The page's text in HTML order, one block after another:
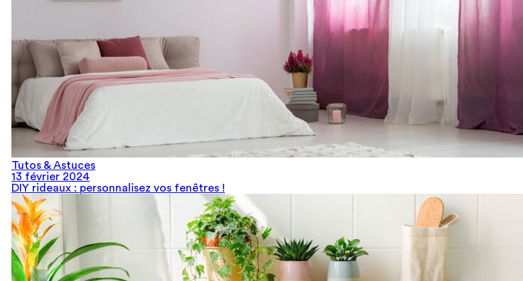
Tutos & Astuces
13 février 2024
DIY rideaux : personnalisez vos fenêtres !